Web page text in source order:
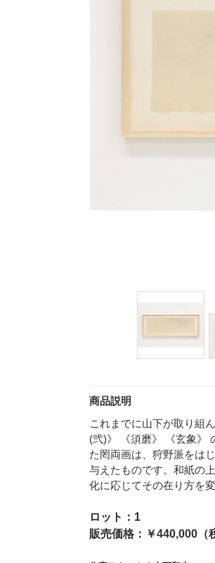
商品説明
これまでに山下が取り組
(弐)》 《須磨》 《玄象》
た罔両画は、狩野派をは
与えたものです。和紙の
化に応じてその在り方を変
ロット：1
販売価格：￥440,000（